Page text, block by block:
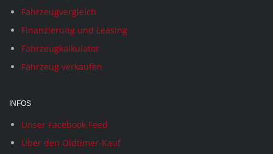
Fahrzeugvergleich
Finanzierung und Leasing
Fahrzeugkalkulator
Fahrzeug verkaufen
INFOS
Unser Facebook Feed
Über den Oldtimer-Kauf